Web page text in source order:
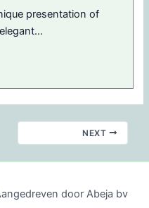
presentation of
NEXT
door Abeja bv